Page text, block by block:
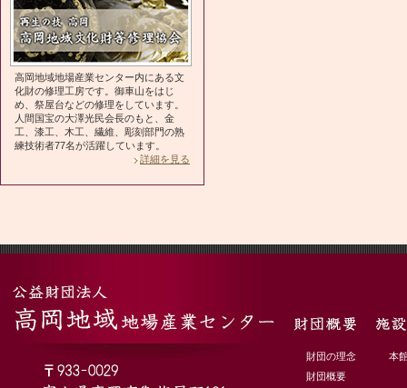
高岡地域地場産業センター内にある文
化財の修理工房です。御車山をはじ
め、祭屋台などの修理をしています。
人間国宝の大澤光民会長のもと、金
工、漆工、木工、繊維、彫刻部門の熟
練技術者77名が活躍しています。
詳細を見る
財団の理念
財団概要
本